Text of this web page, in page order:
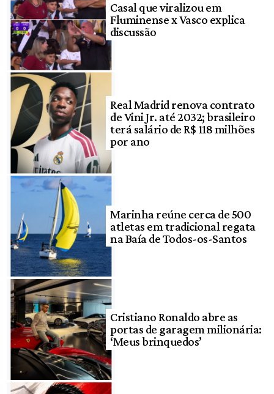
Casal que viralizou em
Fluminense x Vasco explica
discussão
Real Madrid renova contrato
de Vini Jr. até 2032; brasileiro
terá salário de R$ 118 milhões
por ano
Marinha reúne cerca de 500
atletas em tradicional regata
na Baía de Todos-os-Santos
Cristiano Ronaldo abre as
portas de garagem milionária:
‘Meus brinquedos’